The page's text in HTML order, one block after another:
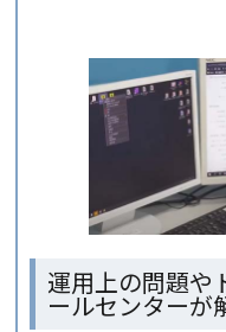
運用上の問題や
ールセンターが